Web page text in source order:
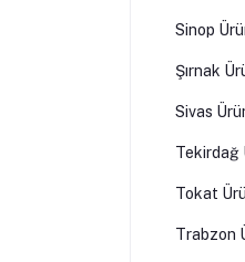
Sinop
Şırnak
Sivas
Tekirdağ
Tokat
Trabzon